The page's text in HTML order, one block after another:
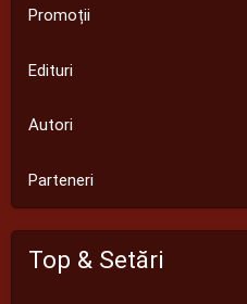
Promoții
Edituri
Autori
Parteneri
Top & Setări